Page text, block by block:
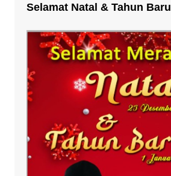
Selamat Natal & Tahun Baru